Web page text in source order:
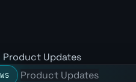
Product Updates
Product Updates